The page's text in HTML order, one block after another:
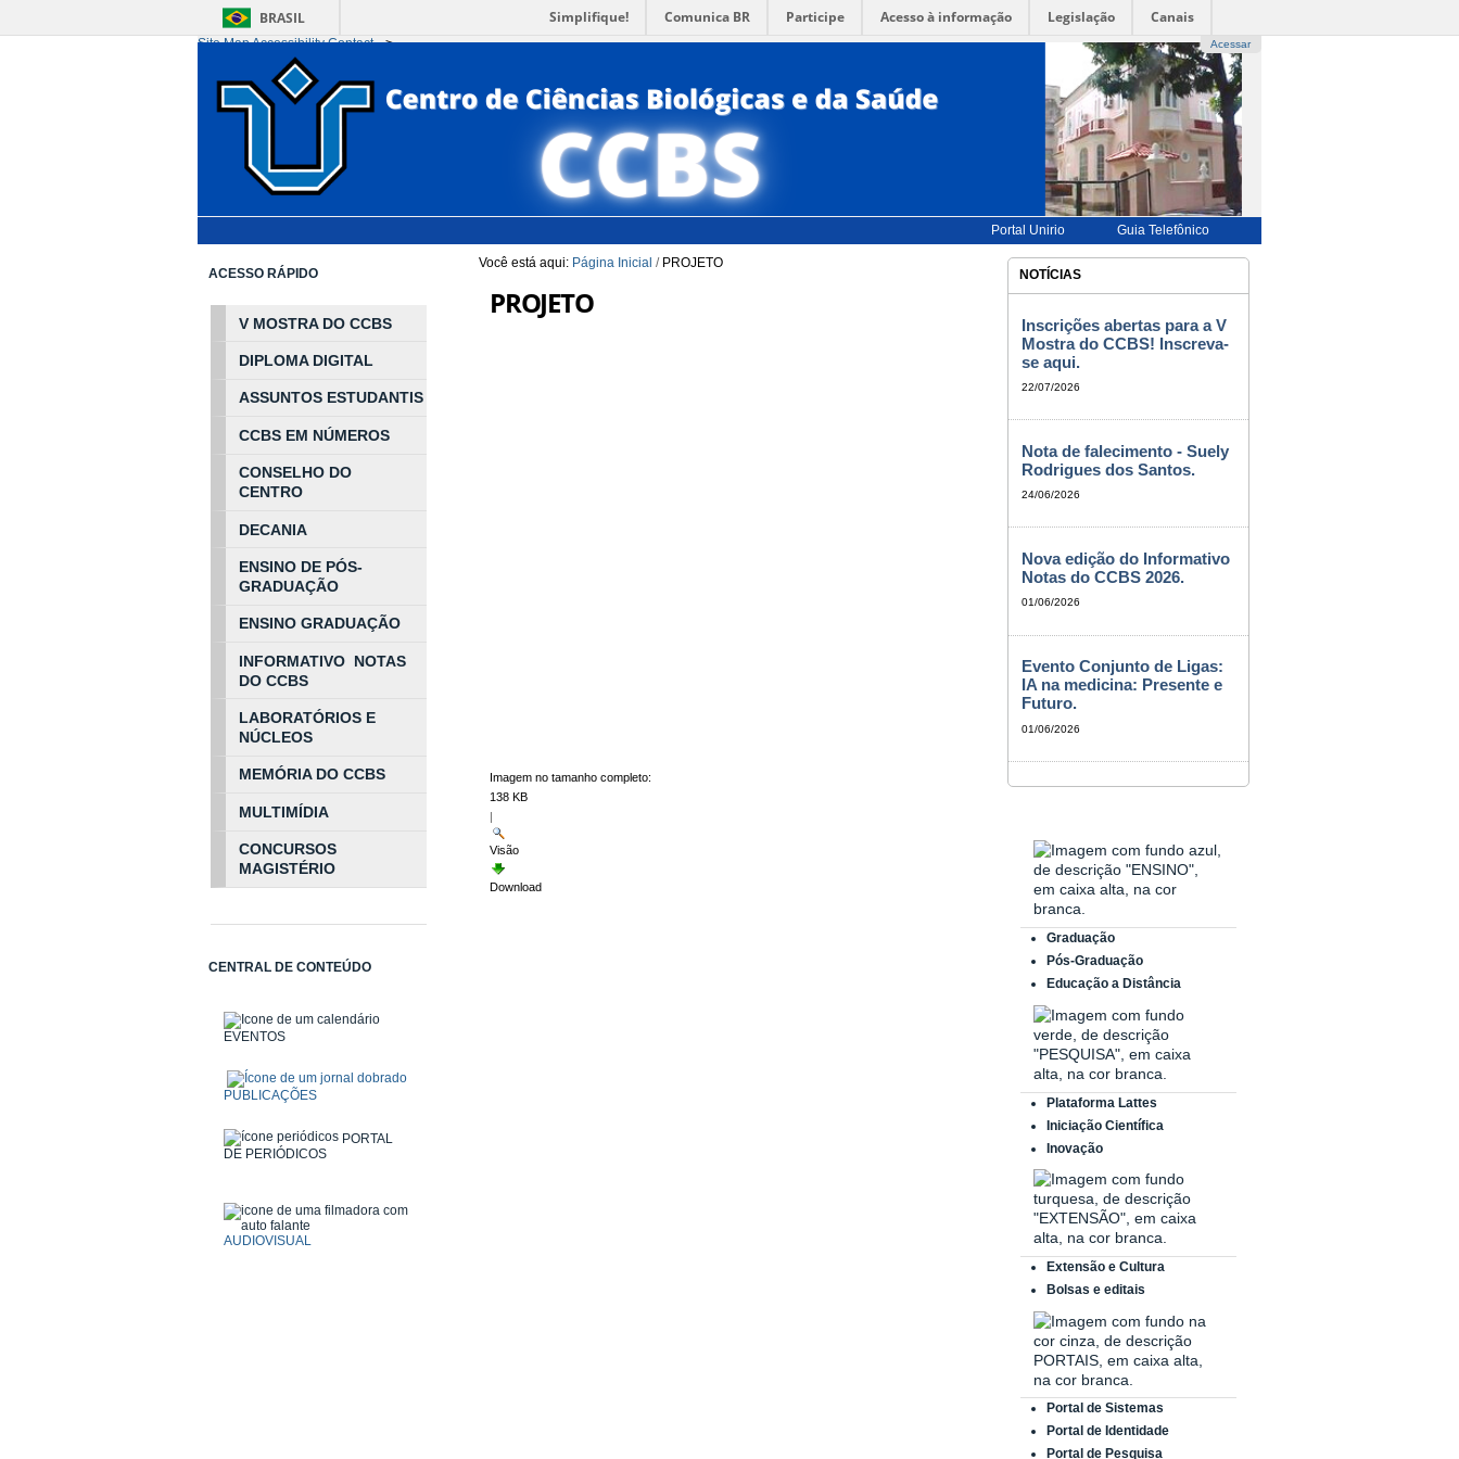
BRASIL Simplifique! Comunica BR Participe Acesso à informação Legislação Canais
Acessar
Ir para o conteúdo
ESPAÑOL |--> FRANÇAIS-->
ALTO CONTRASTE | MAPA DO SITE
Site MapAccessibility Contact-->
Portal Unirio Guia Telefônico
Você está aqui: Página Inicial / PROJETO
PROJETO
Imagem no tamanho completo:
138 KB
|
Visão
Download
ACESSO RÁPIDO
V MOSTRA DO CCBS
DIPLOMA DIGITAL
ASSUNTOS ESTUDANTIS
CCBS EM NÚMEROS
CONSELHO DO
CENTRO
DECANIA
ENSINO DE PÓS-
GRADUAÇÃO
ENSINO GRADUAÇÃO
INFORMATIVO NOTAS
DO CCBS
LABORATÓRIOS E
NÚCLEOS
MEMÓRIA DO CCBS
MULTIMÍDIA
CONCURSOS
MAGISTÉRIO
CENTRAL DE CONTEÚDO
EVENTOS
PUBLICAÇÕES
PORTAL
DE PERIÓDICOS
AUDIOVISUAL
NOTÍCIAS
Inscrições abertas para a V
Mostra do CCBS! Inscreva-
se aqui.
22/07/2026
Nota de falecimento - Suely
Rodrigues dos Santos.
24/06/2026
Nova edição do Informativo
Notas do CCBS 2026.
01/06/2026
Evento Conjunto de Ligas:
IA na medicina: Presente e
Futuro.
01/06/2026
Graduação
Pós-Graduação
Educação a Distância
Plataforma Lattes
Iniciação Científica
Inovação
Extensão e Cultura
Bolsas e editais
Portal de Sistemas
Portal de Identidade
Portal de Pesquisa